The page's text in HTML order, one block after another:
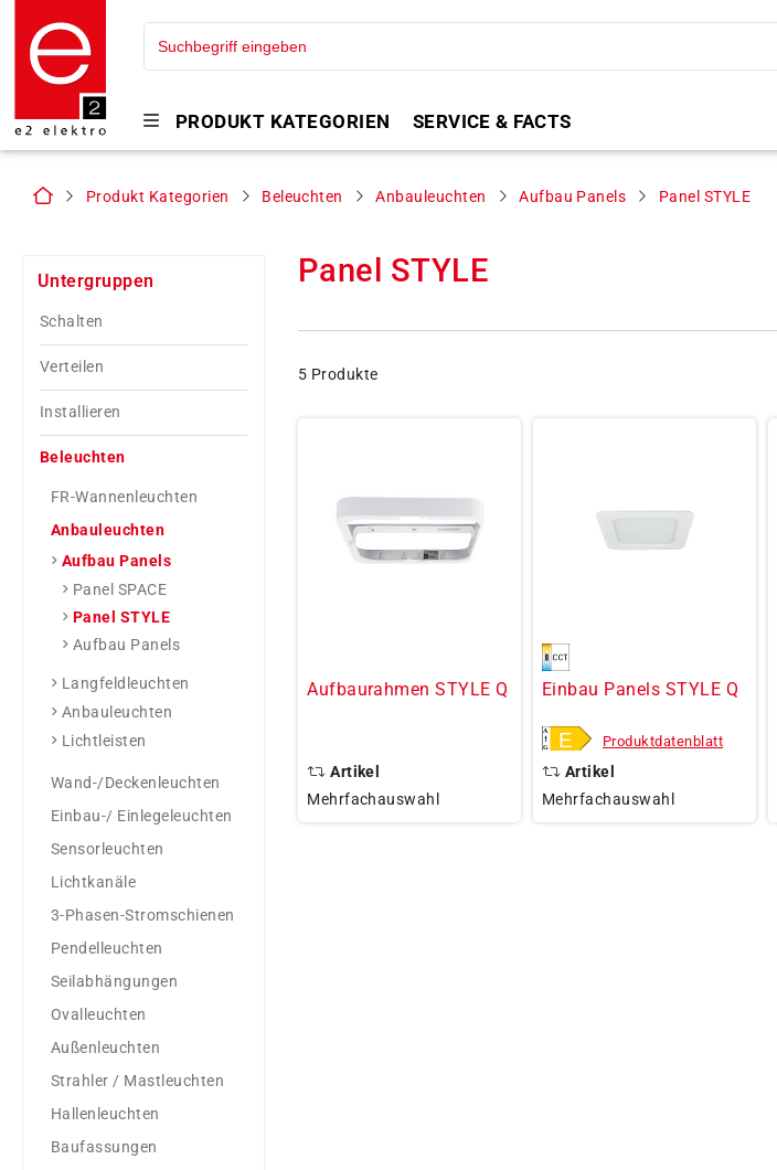
PRODUKT KATEGORIEN SERVICE & FACTS
Produkt Kategorien Beleuchten Anbauleuchten Aufbau Panels Panel STYLE
Untergruppen
Schalten
Verteilen
Installieren
Beleuchten
FR-Wannenleuchten
Anbauleuchten
Aufbau Panels
Panel SPACE
Panel STYLE
Aufbau Panels
Langfeldleuchten
Anbauleuchten
Lichtleisten
Wand-/Deckenleuchten
Einbau-/ Einlegeleuchten
Sensorleuchten
Lichtkanäle
3-Phasen-Stromschienen
Pendelleuchten
Seilabhängungen
Ovalleuchten
Außenleuchten
Strahler / Mastleuchten
Hallenleuchten
Baufassungen
Panel STYLE
5 Produkte
Aufbaurahmen STYLE Q
Artikel
Mehrfachauswahl
Einbau Panels STYLE Q
Produktdatenblatt
Artikel
Mehrfachauswahl